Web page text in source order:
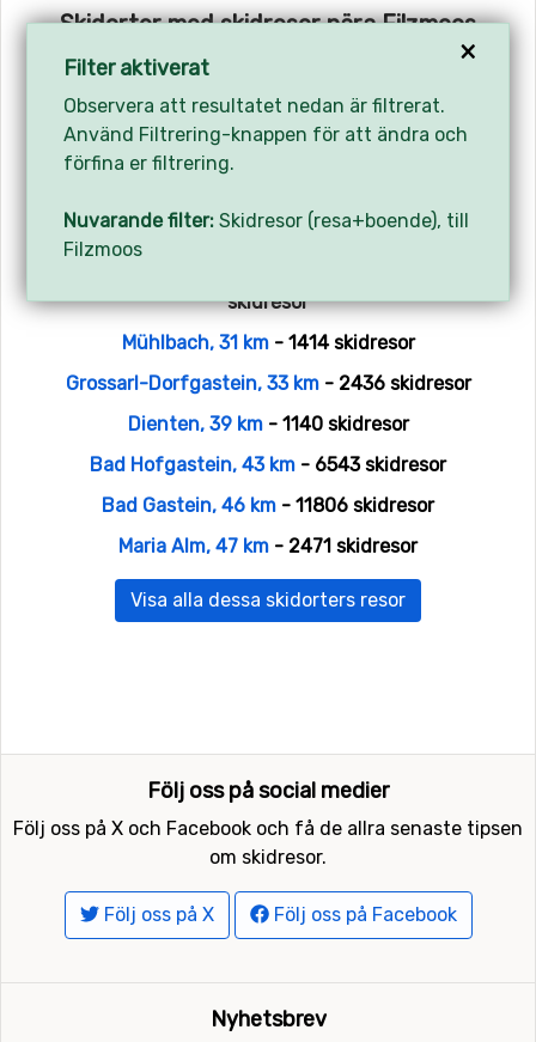
Skidorter med skidresor nära Filzmoos
Schladming, 13 km
Flachau, 14 km- 3775 skidresor
Zauchensee, 16 km
Obertauern, 20 km- 1378 skidresor
skidresor
Mühlbach, 31 km- 1414 skidresor
Grossarl-Dorfgastein, 33 km- 2436 skidresor
Dienten, 39 km- 1140 skidresor
Bad Hofgastein, 43 km - 6543 skidresor
Bad Gastein, 46 km - 11806 skidresor
Maria Alm, 47 km - 2471 skidresor
Visa alla dessa skidorters resor
Följ oss på social medier
Följ oss på X och Facebook och få de allra senaste tipsen
om skidresor.
Följ oss på X Följ oss på Facebook
Nyhetsbrev
×
Filter aktiverat
Observera att resultatet nedan är filtrerat.
Använd Filtrering-knappen för att ändra och
förfina er filtrering.
Nuvarande filter: Skidresor (resa+boende), till
Filzmoos